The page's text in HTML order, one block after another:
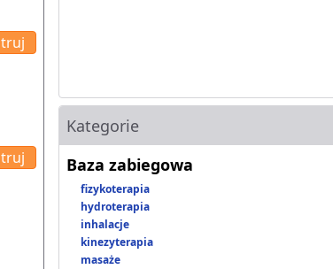
Kategorie
Baza zabiegowa
fizykoterapia
hydroterapia
inhalacje
kinezyterapia
masaże